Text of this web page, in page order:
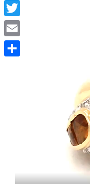
Facebook
Twitter
Email